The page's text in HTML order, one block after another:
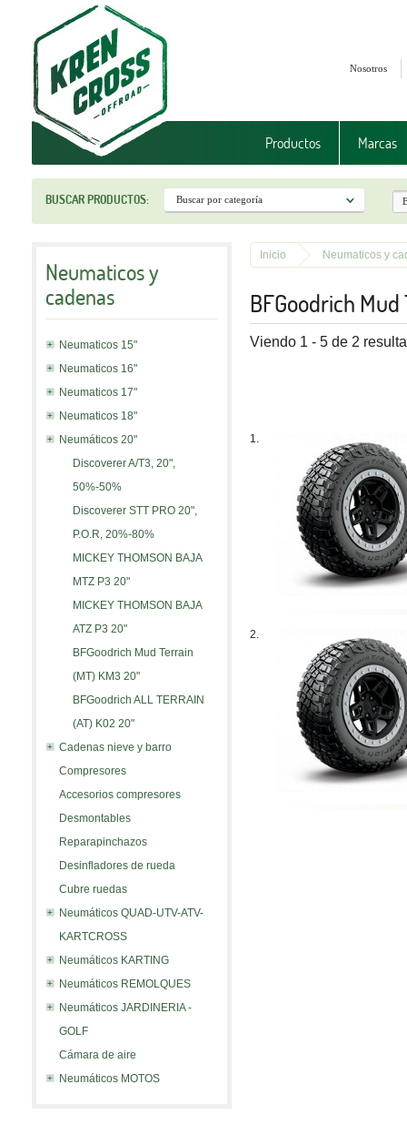
Nosotros
Productos Marcas
BUSCAR PRODUCTOS:
Neumaticos y
cadenas
Neumaticos 15"
Neumaticos 16"
Neumaticos 17"
Neumaticos 18"
Neumáticos 20"
Discoverer A/T3, 20",
50%-50%
Discoverer STT PRO 20",
P.O.R, 20%-80%
MICKEY THOMSON BAJA
MTZ P3 20"
MICKEY THOMSON BAJA
ATZ P3 20"
BFGoodrich Mud Terrain
(MT) KM3 20"
BFGoodrich ALL TERRAIN
(AT) K02 20"
Cadenas nieve y barro
Compresores
Accesorios compresores
Desmontables
Reparapinchazos
Desinfladores de rueda
Cubre ruedas
Neumáticos QUAD-UTV-ATV-
KARTCROSS
Neumáticos KARTING
Neumáticos REMOLQUES
Neumáticos JARDINERIA -
GOLF
Cámara de aire
Neumáticos MOTOS
Inicio Neumaticos y
BFGoodrich
Viendo 1 - 5 de 2
1.
2.